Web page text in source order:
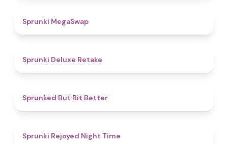
Sprunki MegaSwap
Sprunki Deluxe Retake
Sprunked But Bit Better
Sprunki Rejoyed Night Time